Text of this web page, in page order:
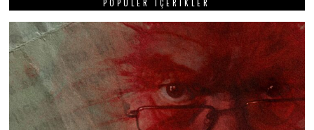
POPÜLER İÇERIKLER